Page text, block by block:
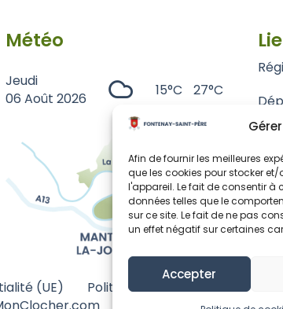
Afin de fournir les meilleures
que les cookies pour stocker
l'appareil. Le fait de consentir à
données telles que le
sur ce site. Le fait de ne pas
un effet négatif sur certaines
Accepter
Météo
Jeudi
06 Août 2026
15°C 27°C
(UE) Politique de cookies (UE)
©